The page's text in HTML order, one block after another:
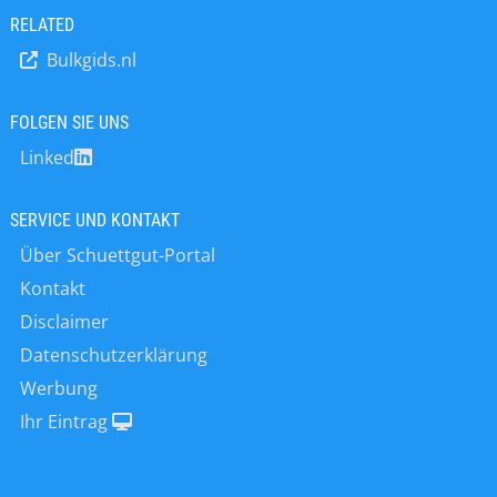
Prozessvariabilität und
Flexibilität der Rezeptur für
RELATED
Bulkgids.nl
FOLGEN SIE UNS
Linked
SERVICE UND KONTAKT
Über Schuettgut-Portal
Kontakt
Disclaimer
Datenschutzerklärung
Werbung
Ihr Eintrag